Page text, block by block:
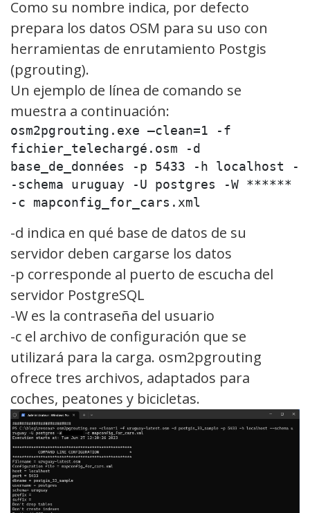
Como su nombre indica, por defecto
prepara los datos OSM para su uso con
herramientas de enrutamiento Postgis
(pgrouting).
Un ejemplo de línea de comando se
muestra a continuación:
osm2pgrouting.exe –clean=1 -f
fichier_telechargé.osm -d
base_de_données -p 5433 -h localhost -
-schema uruguay -U postgres -W ******
-d indica en qué base de datos de su
servidor deben cargarse los datos
-p corresponde al puerto de escucha del
servidor PostgreSQL
-W es la contraseña del usuario
-c el archivo de configuración que se
utilizará para la carga. osm2pgrouting
ofrece tres archivos, adaptados para
coches, peatones y bicicletas.